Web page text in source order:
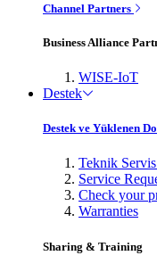
Channel Partners
Business Alliance
WISE-IoT
Destek
Destek ve Yüklenen
Teknik
Service
Check your
Warranties
Sharing & Training